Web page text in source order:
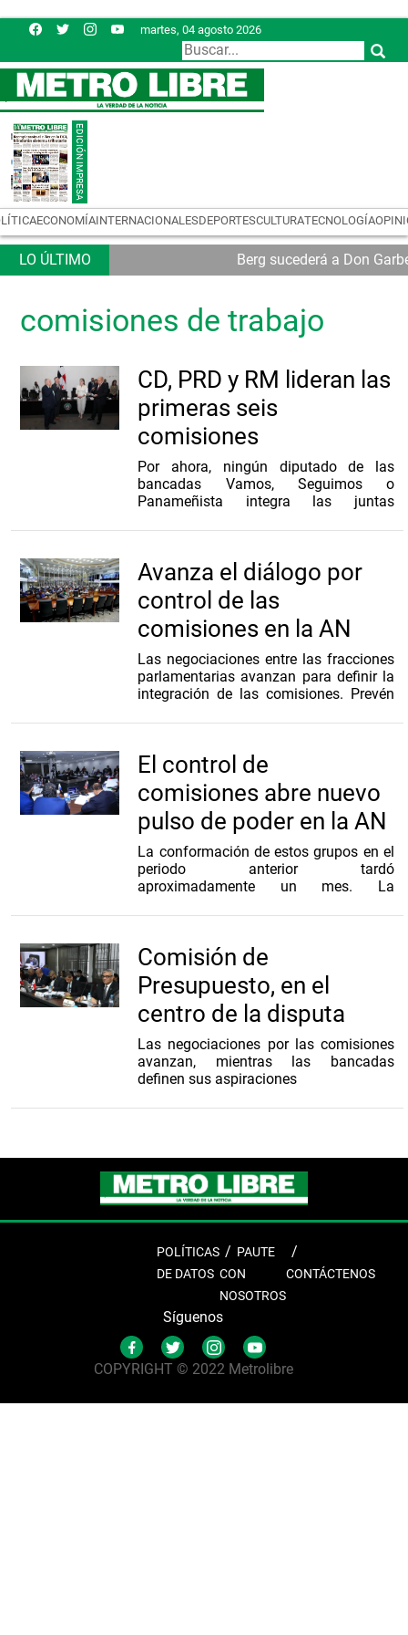
martes, 04 agosto 2026
ECONOMÍAINTERNACIONALESDEPORTESCULTURATECNOLOGÍA
Berg sucederá a Don
comisiones de trabajo
CD, PRD y RM lideran las
primeras seis
comisiones
Por ahora, ningún diputado de las
bancadas Vamos, Seguimos o
Panameñista integra las juntas
aunque sí cuentan con representantes
instancias legislativas
Avanza el diálogo por
control de las
comisiones en la AN
Las negociaciones entre las fracciones
parlamentarias avanzan para definir la
integración de las comisiones. Prevén
hemiciclo la próxima semana
El control de
comisiones abre nuevo
pulso de poder en la AN
La conformación de estos grupos en el
periodo anterior tardó
aproximadamente un mes. La
4 de agosto, después de largas
algunas comisiones claves
Comisión de
Presupuesto, en el
centro de la disputa
Las negociaciones por las comisiones
avanzan, mientras las bancadas
definen sus aspiraciones
POLÍTICAS
DE DATOS
PAUTE
CON
NOSOTROS
CONTÁCTENOS
Síguenos
COPYRIGHT © 2022 Metrolibre